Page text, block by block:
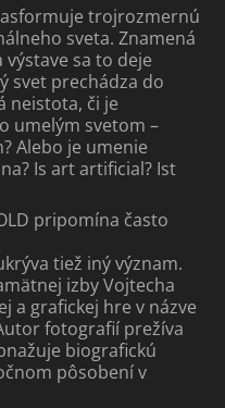
trojrozmernú
sveta. Znamená
sa to deje
svet prechádza do
neistota, či je
umelým svetom –
Alebo je umenie
Is art artificial? Ist
pripomína často
tiež iný význam.
izby Vojtecha
a grafickej hre v názve
fotografií prežíva
biografickú
pôsobení v